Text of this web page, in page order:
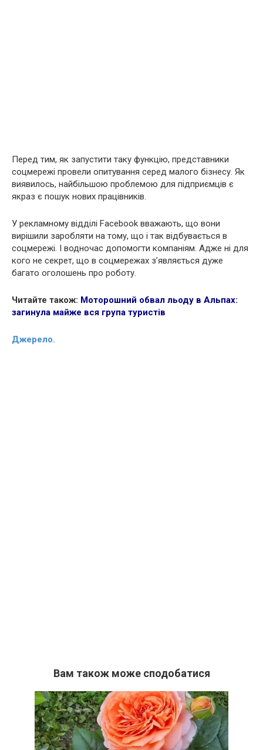
Перед тим, як запустити таку функцію, представники
соцмережі провели опитування серед малого бізнесу. Як
виявилось, найбільшою проблемою для підприємців є
якраз є пошук нових працівників.
У рекламному відділі Facebook вважають, що вони
вирішили заробляти на тому, що і так відбувається в
соцмережі. І водночас допомогти компаніям. Адже ні для
кого не секрет, що в соцмережах з’являється дуже
багато оголошень про роботу.
Читайте також: Моторошний обвал льоду в Альпах:
загинула майже вся група туристів
Джерело.
Вам також може сподобатися